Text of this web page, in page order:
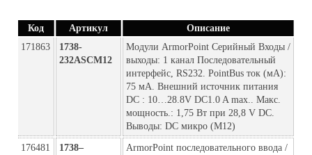
Код Артикул
Описание
171863
1738-
232ASCM12
Модули ArmorPoint Серийный Входы /
выходы: 1 канал Последовательный
интерфейс, RS232. PointBus ток (мА):
75 мА. Внешний источник питания
DC : 10…28.8V DC1.0 A max.. Макс.
мощность.: 1,75 Вт при 28,8 V DC.
Выводы: DC микро (M12)
176481
1738–
ArmorPoint последовательного ввода /